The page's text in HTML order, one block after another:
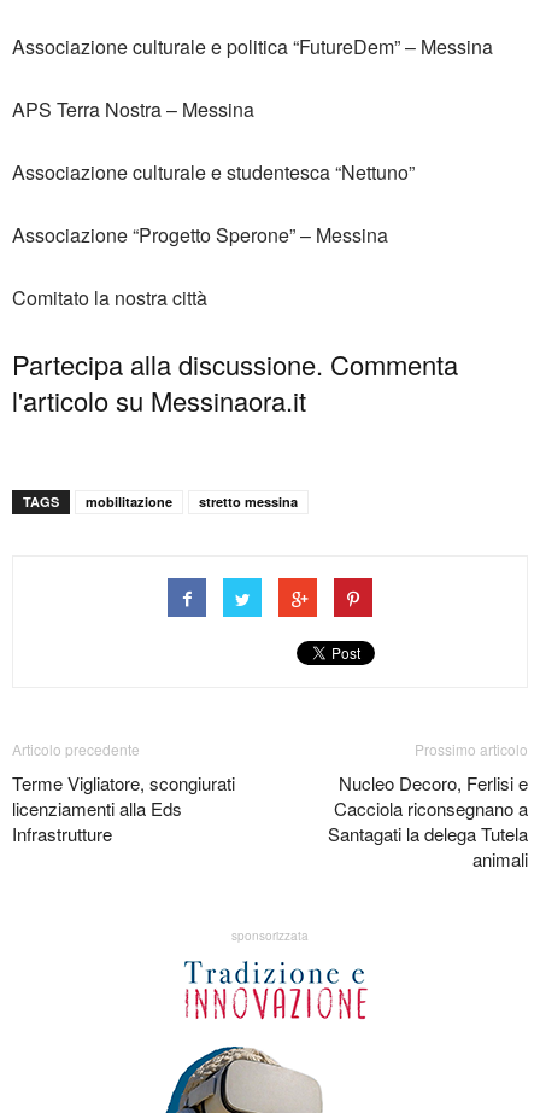
Associazione culturale e politica “FutureDem” – Messina
APS Terra Nostra – Messina
Associazione culturale e studentesca “Nettuno”
Associazione “Progetto Sperone” – Messina
Comitato la nostra città
Partecipa alla discussione. Commenta
l'articolo su Messinaora.it
TAGS mobilitazione stretto messina
Articolo precedente
Terme Vigliatore, scongiurati
licenziamenti alla Eds
Infrastrutture
Prossimo articolo
Nucleo Decoro, Ferlisi e
Cacciola riconsegnano a
Santagati la delega Tutela
animali
sponsorizzata